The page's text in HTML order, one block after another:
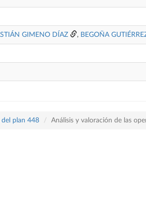
GIMENO DÍAZ , BEGOÑA
del plan 448 Análisis y valoración de las